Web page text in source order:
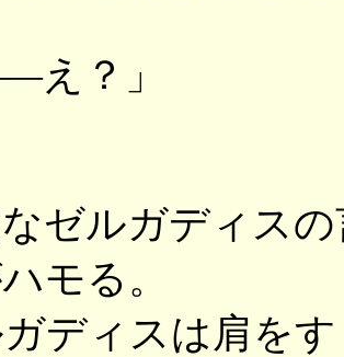
え？」
ゼルガディス
モる。
ディスは肩を